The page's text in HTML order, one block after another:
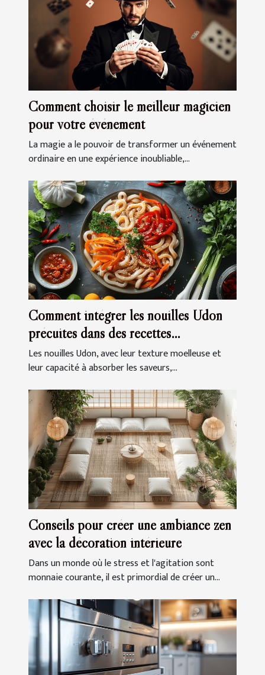
Comment choisir le meilleur magicien
pour votre événement
La magie a le pouvoir de transformer un événement
ordinaire en une expérience inoubliable,...
Comment intégrer les nouilles Udon
précuites dans des recettes
quotidiennes
Les nouilles Udon, avec leur texture moelleuse et
leur capacité à absorber les saveurs,...
Conseils pour créer une ambiance zen
avec la décoration intérieure
Dans un monde où le stress et l'agitation sont
monnaie courante, il est primordial de créer un...